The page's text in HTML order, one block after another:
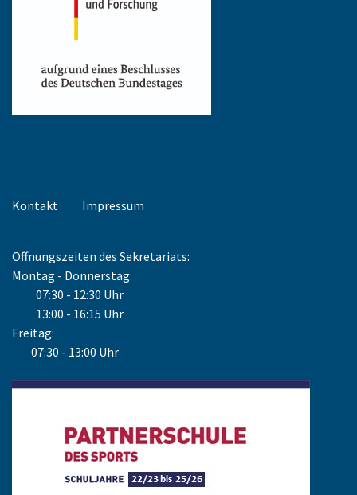
Kontakt Impressum
Öffnungszeiten des Sekretariats:
Montag - Donnerstag:
07:30 - 12:30 Uhr
13:00 - 16:15 Uhr
Freitag:
07:30 - 13:00 Uhr